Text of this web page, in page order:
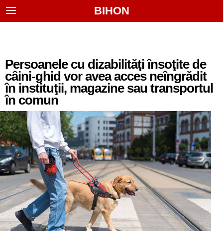
BIHON
Persoanele cu dizabilităţi însoţite de
câini-ghid vor avea acces neîngrădit
în instituţii, magazine sau transportul
în comun